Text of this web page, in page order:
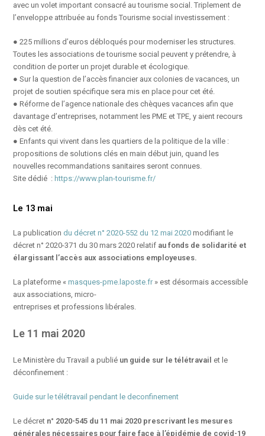
avec un volet important consacré au tourisme social. Triplement de
l’enveloppe attribuée au fonds Tourisme social investissement :
● 225 millions d’euros débloqués pour moderniser les structures.
Toutes les associations de tourisme social peuvent y prétendre, à
condition de porter un projet durable et écologique.
● Sur la question de l’accès financier aux colonies de vacances, un
projet de soutien spécifique sera mis en place pour cet été.
● Réforme de l’agence nationale des chèques vacances afin que
davantage d’entreprises, notamment les PME et TPE, y aient recours
dès cet été.
● Enfants qui vivent dans les quartiers de la politique de la ville :
propositions de solutions clés en main début juin, quand les
nouvelles recommandations sanitaires seront connues.
Site dédié : https://www.plan-tourisme.fr/
Le 13 mai
La publication du décret n° 2020-552 du 12 mai 2020 modifiant le
décret n° 2020-371 du 30 mars 2020 relatif au fonds de solidarité et
élargissant l’accès aux associations employeuses.
La plateforme «masques-pme.laposte.fr» est désormais accessible
aux associations, micro-
entreprises et professions libérales.
Le 11 mai 2020
Le Ministère du Travail a publié un guide sur le télétravail et le
déconfinement :
Guide sur le télétravail pendant le deconfinement
Le décret n° 2020-545 du 11 mai 2020 prescrivant les mesures
générales nécessaires pour faire face à l’épidémie de covid-19